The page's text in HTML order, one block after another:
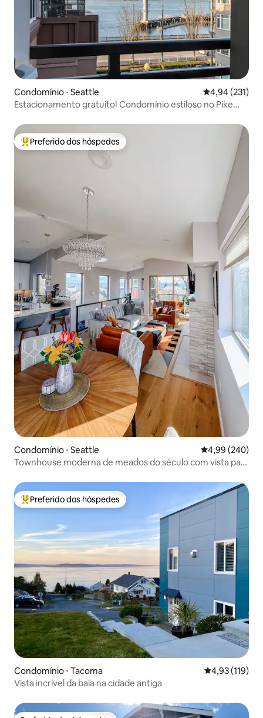
Condomínio ⋅ Seattle 4,94 de uma
4,94 (231)
Estacionamento gratuito! Condomínio estiloso no Pike
Entre os melhores preferidos dos hóspedes
Preferido dos hóspedes
Condomínio ⋅ Seattle 4,99 de uma
4,99 (240)
Townhouse moderna de meados do século com vista para
Entre os melhores preferidos dos hóspedes
Preferido dos hóspedes
Condomínio ⋅ Tacoma 4,93 de uma
4,93 (119)
Vista incrível da baía na cidade antiga